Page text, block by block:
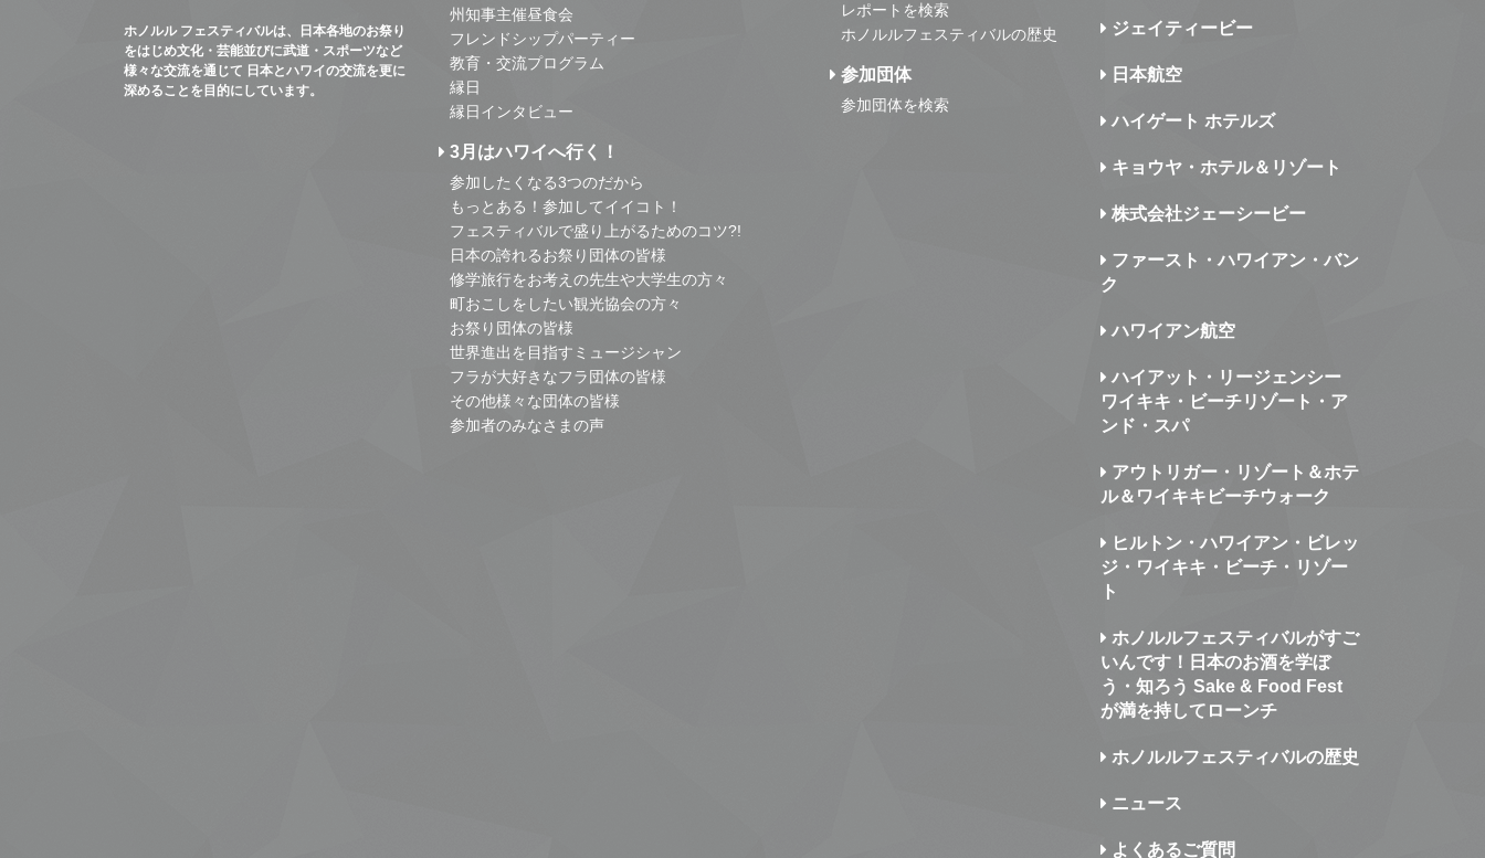
ホノルル フェスティバルは、日本各地のお祭り
をはじめ文化・芸能並びに武道・スポーツなど
様々な交流を通じて 日本とハワイの交流を更に
深めることを目的にしています。
州知事主催昼食会
フレンドシップパーティー
教育・交流プログラム
縁日
縁日インタビュー
3月はハワイへ行く！
参加したくなる3つのだから
もっとある！参加してイイコト！
フェスティバルで盛り上がるためのコツ?!
日本の誇れるお祭り団体の皆様
修学旅行をお考えの先生や大学生の方々
町おこしをしたい観光協会の方々
お祭り団体の皆様
世界進出を目指すミュージシャン
フラが大好きなフラ団体の皆様
その他様々な団体の皆様
参加者のみなさまの声
レポートを検索
ホノルルフェスティバルの歴史
参加団体
参加団体を検索
ジェイティービー
日本航空
ハイゲート ホテルズ
キョウヤ・ホテル＆リゾート
株式会社ジェーシービー
ファースト・ハワイアン・バン
ク
ハワイアン航空
ハイアット・リージェンシー
ワイキキ・ビーチリゾート・ア
ンド・スパ
アウトリガー・リゾート＆ホテ
ル＆ワイキキビーチウォーク
ヒルトン・ハワイアン・ビレッ
ジ・ワイキキ・ビーチ・リゾー
ト
ホノルルフェスティバルがすご
いんです！日本のお酒を学ぼ
う・知ろう Sake & Food Fest
が満を持してローンチ
ホノルルフェスティバルの歴史
ニュース
よくあるご質問